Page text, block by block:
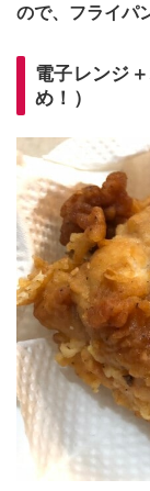
ので、フライパ
電子レンジ
め！）